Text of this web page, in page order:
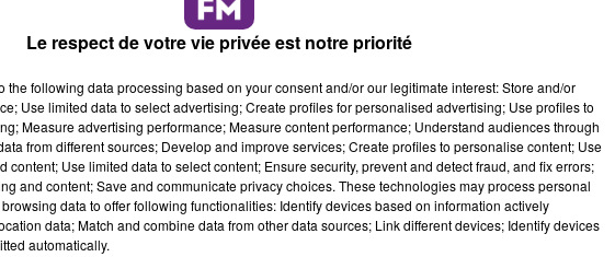
du château du Clos de Vougeot
du sang organise régulièrement des opérations de
de collecte ont eu lieu ces dernières années dans
de Vougeot. L’EFS va renouveler l’opération
les précisions données par la direction locale de
Le respect de votre vie privée est notre priorité
the following data processing based on your consent and/or our legitimate interest: Store and/or
Use limited data to select advertising; Create profiles for personalised advertising; Use profiles to
Measure advertising performance; Measure content performance; Understand audiences through
from different sources; Develop and improve services; Create profiles to personalise content; Use
content; Use limited data to select content; Ensure security, prevent and detect fraud, and fix errors;
and content; Save and communicate privacy choices. These technologies may process personal
data to offer following functionalities: Identify devices based on information actively
data; Match and combine data from other data sources; Link different devices; Identify devices
automatically.